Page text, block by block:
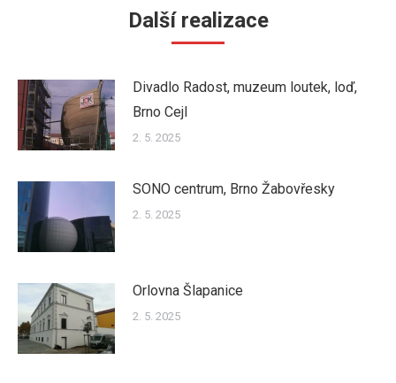
Další realizace
Divadlo Radost, muzeum loutek, loď,
Brno Cejl
2. 5. 2025
SONO centrum, Brno Žabovřesky
2. 5. 2025
Orlovna Šlapanice
2. 5. 2025